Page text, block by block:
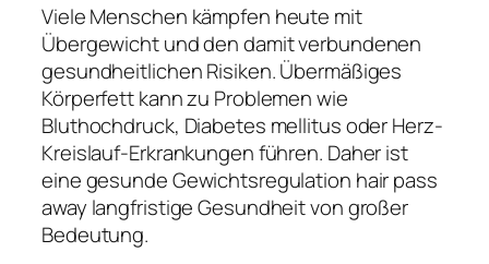
Viele Menschen kämpfen heute mit
Übergewicht und den damit verbundenen
gesundheitlichen Risiken. Übermäßiges
Körperfett kann zu Problemen wie
Bluthochdruck, Diabetes mellitus oder Herz-
Kreislauf-Erkrankungen führen. Daher ist
eine gesunde Gewichtsregulation hair pass
away langfristige Gesundheit von großer
Bedeutung.